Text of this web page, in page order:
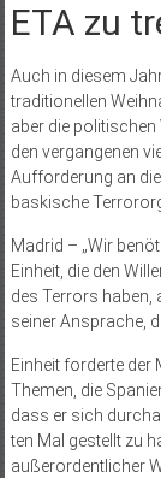
ETA zu
Auch in diesem
traditionellen
aber die politischen
den vergangenen
Aufforderung an
baskische
Madrid – „Wir
Einheit, die den
des Terrors haben,
seiner Ansprache,
Einheit forderte der
Themen, die
dass er sich
ten Mal gestellt zu
außerordentlicher